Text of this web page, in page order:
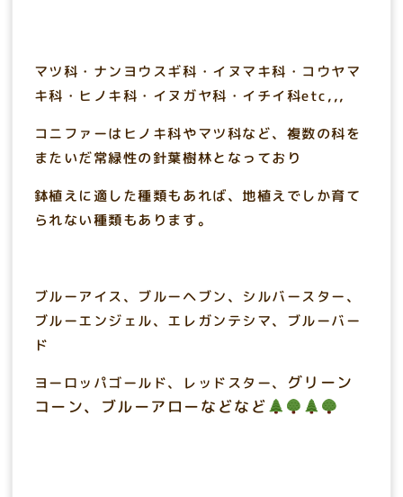
マツ科・ナンヨウスギ科・イヌマキ科・コウヤマ
キ科・ヒノキ科・イヌガヤ科・イチイ科etc,,,
コニファーはヒノキ科やマツ科など、複数の科を
またいだ常緑性の針葉樹林となっており
鉢植えに適した種類もあれば、地植えでしか育て
られない種類もあります。
ブルーアイス、ブルーヘブン、シルバースター、
ブルーエンジェル、エレガンテシマ、ブルーバー
ド
ヨーロッパゴールド、レッドスター、 グリーン
コーン、 ブルーアローなどなど